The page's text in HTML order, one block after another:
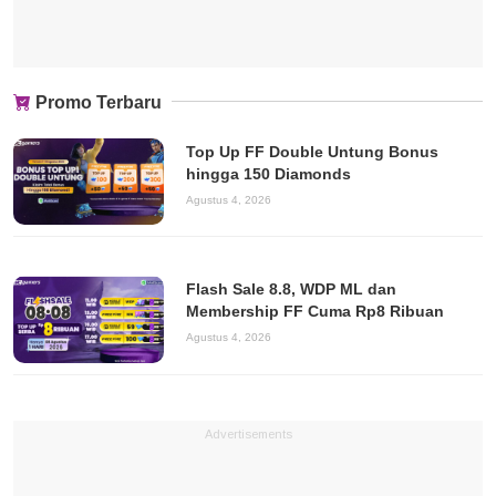
Promo Terbaru
Top Up FF Double Untung Bonus
hingga 150 Diamonds
Agustus 4, 2026
Flash Sale 8.8, WDP ML dan
Membership FF Cuma Rp8 Ribuan
Agustus 4, 2026
Advertisements